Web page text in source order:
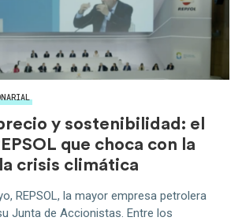
y sostenibilidad: el
que choca con la
crisis climática
REPSOL, la mayor empresa petrolera
Junta de Accionistas. Entre los